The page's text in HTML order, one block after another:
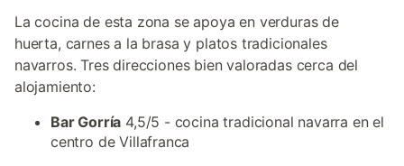
La cocina de esta zona se apoya en verduras de
huerta, carnes a la brasa y platos tradicionales
navarros. Tres direcciones bien valoradas cerca del
alojamiento:
Bar Gorría 4,5/5 - cocina tradicional navarra en el
centro de Villafranca